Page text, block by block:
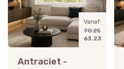
Vanaf
70.25
63.23
Antraciet -